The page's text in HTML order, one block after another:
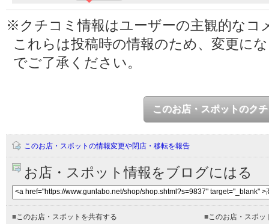
※クチコミ情報はユーザーの主観的なコ
これらは投稿時の情報のため、変更に
でご了承ください。
このお店・スポットのク
このお店・スポットの情報変更や閉店・移転を報告
お店・スポット情報をブログにはる
■ このお店・スポットを共有する ■ このお店・スポ